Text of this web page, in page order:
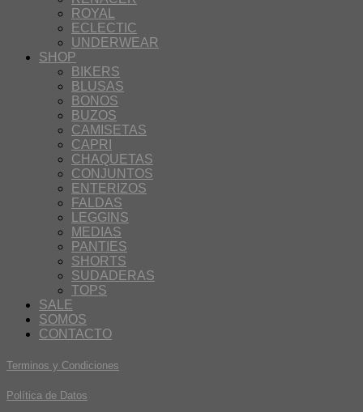
ROYAL
ECLECTIC
UNDERWEAR
SHOP
BIKERS
BLUSAS
BONOS
BUZOS
CAMISETAS
CAPRI
CHAQUETAS
CONJUNTOS
ENTERIZOS
FALDAS
LEGGINS
MEDIAS
PANTIES
SHORTS
SUDADERAS
TOPS
SALE
SOMOS
CONTACTO
Terminos y Condiciones
Política de Datos